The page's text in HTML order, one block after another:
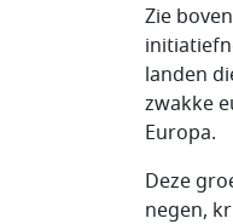
Zie
landen
zwakke
Europa.
Deze
negen,